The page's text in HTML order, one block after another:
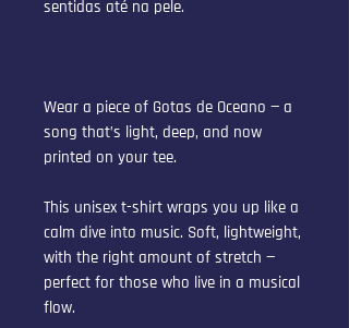
sentidas até na pele.
Wear a piece of Gotas de Oceano — a
song that’s light, deep, and now
printed on your tee.
This unisex t-shirt wraps you up like a
calm dive into music. Soft, lightweight,
with the right amount of stretch —
perfect for those who live in a musical
flow.